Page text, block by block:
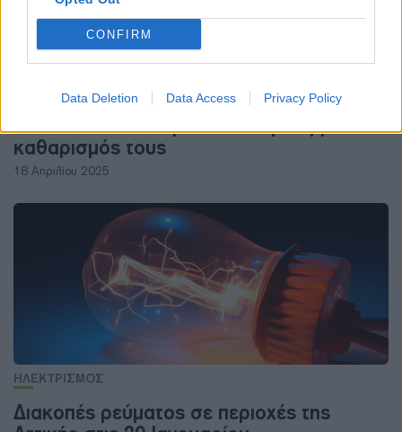
CONFIRM
Data Deletion Data Access Privacy Policy
ΧΡΗΣΤΙΚΑ
Οικόπεδα: Τι θα πρέπει να περιλαμβάνει ο
καθαρισμός τους
18 Απριλίου 2025
ΗΛΕΚΤΡΙΣΜΟΣ
Διακοπές ρεύματος σε περιοχές της